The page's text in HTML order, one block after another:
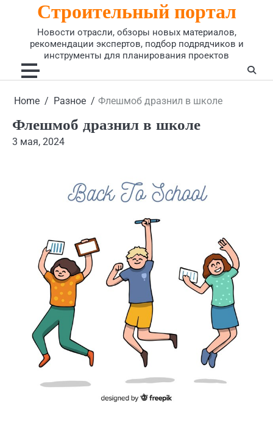
Строительный портал
Новости отрасли, обзоры новых материалов,
рекомендации экспертов, подбор подрядчиков и
инструменты для планирования проектов
Home Разное Флешмоб дразнил в школе
Флешмоб дразнил в школе
3 мая, 2024